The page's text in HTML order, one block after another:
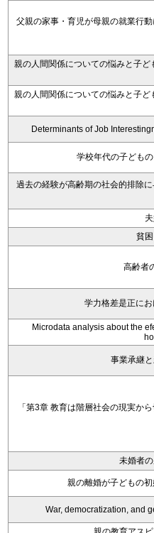
父親の家事・育児が母親の就業行
親の人間関係についての悩みと子
親の人間関係についての悩みと子
Determinants of Job
学校年代の子ども
過去の経験が高齢期の社会的排除
貧
高齢者
学力格差是正に
Microdata analysis about the
事業承継
「第3章 教育は階層社会の現実か
未婚者
親の離婚が子どもの
War, democratization, and